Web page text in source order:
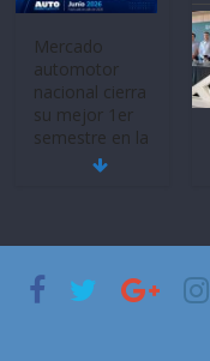
BMW, Toyota,
Bosch y
renovable
25 de julio de